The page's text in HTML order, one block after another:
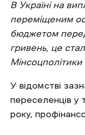
В Україні на
переміщеним
бюджетом
гривень, це
У відомстві
переселенців у
року,